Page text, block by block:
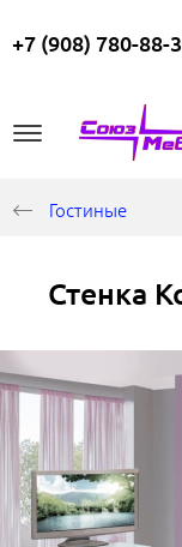
+7 (908) 780-88-
Гостиные
Стенка